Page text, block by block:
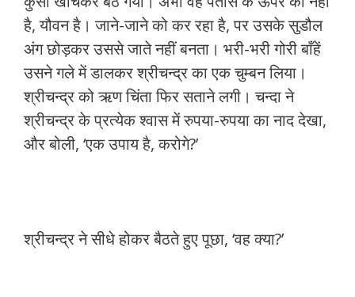
है, यौवन है। जाने-जाने को कर रहा है, पर उसके सुडौल
अंग छोड़कर उससे जाते नहीं बनता। भरी-भरी गोरी बाँहें
उसने गले में डालकर श्रीचन्द्र का एक चुम्बन लिया।
श्रीचन्द्र को ऋण चिंता फिर सताने लगी। चन्दा ने
श्रीचन्द्र के प्रत्येक श्वास में रुपया-रुपया का नाद देखा,
और बोली, ‘एक उपाय है, करोगे?’
श्रीचन्द्र ने सीधे होकर बैठते हुए पूछा, ‘वह क्या?’